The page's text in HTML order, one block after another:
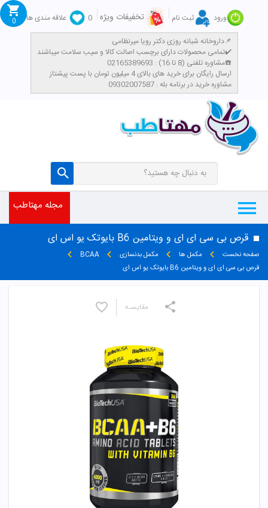
ورود ثبت نام تخفیفات ویژه 0
علاقه مندی ها
داروخانه شبانه روزی دکتر رویا میرنظامی📌
تمامی محصولات دارای برچسب اصالت کالا و سیب سلامت میباشند✔️
مشاوره تلفنی (8 تا 16) : 02165389693☎️
​ارسال رایگان برای خرید های بالای 4 میلیون تومان با پست پیشتاز
مشاوره خرید در برنامه بله : 09302007587
0
مجله مهتاطب
قرص بی سی ای ای و ویتامین B6 بایوتک یو اس ای
صفحه نخست مکمل ها مکمل بدنسازی
BCAA
قرص بی سی ای ای و ویتامین B6 بایوتک یو اس ای
مقایسـه